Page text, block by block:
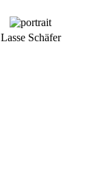
Lasse Schäfer